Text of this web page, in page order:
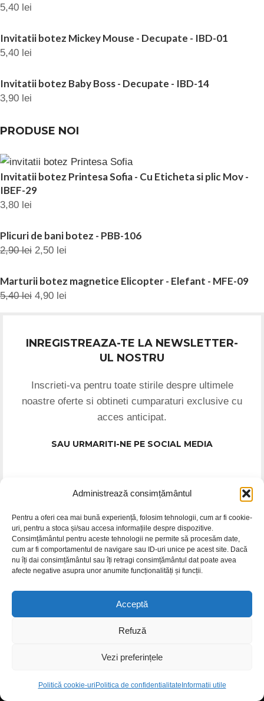
Administrează consimțământul
Pentru a oferi cea mai bună experiență, folosim tehnologii, cum ar fi cookie-
uri, pentru a stoca și/sau accesa informațiile despre dispozitive.
Consimțământul pentru aceste tehnologii ne permite să procesăm date,
cum ar fi comportamentul de navigare sau ID-uri unice pe acest site. Dacă
nu îți dai consimțământul sau îți retragi consimțământul dat poate avea
afecte negative asupra unor anumite funcționalități și funcții.
Acceptă
Refuză
Vezi preferințele
Politică cookie-uri Politica de confidentialitate Informatii utile
5,40 lei
Invitatii botez Mickey Mouse - Decupate - IBD-01
5,40 lei
Invitatii botez Baby Boss - Decupate - IBD-14
3,90 lei
PRODUSE NOI
Invitatii botez Printesa Sofia - Cu Eticheta si plic Mov -
IBEF-29
3,80 lei
Plicuri de bani botez - PBB-106
2,90lei 2,50 lei
Marturii botez magnetice Elicopter - Elefant - MFE-09
5,40lei 4,90 lei
INREGISTREAZA-TE LA NEWSLETTER-
UL NOSTRU
Inscrieti-va pentru toate stirile despre ultimele
noastre oferte si obtineti cumparaturi exclusive cu
acces anticipat.
SAU URMARITI-NE PE SOCIAL MEDIA
GIFTART SHOP SRL
CUI: 44645556
REG: J40/12842/2021
Str. Argentina, nr.25
Str. Dimitrie Racovita 25, Ap.01